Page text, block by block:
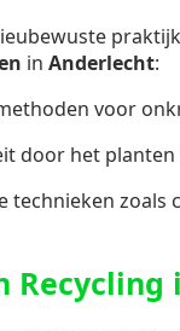
in Anderlecht:
voor
door het
technieken zoals
Recycling